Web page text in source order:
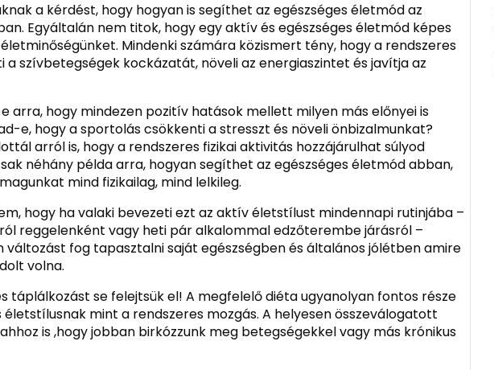
a kérdést, hogy hogyan is segíthet az egészséges életmód az
Egyáltalán nem titok, hogy egy aktív és egészséges életmód képes
Mindenki számára közismert tény, hogy a rendszeres
a szívbetegségek kockázatát, növeli az energiaszintet és javítja az
arra, hogy mindezen pozitív hatások mellett milyen más előnyei is
e, hogy a sportolás csökkenti a stresszt és növeli önbizalmunkat?
arról is, hogy a rendszeres fizikai aktivitás hozzájárulhat súlyod
néhány példa arra, hogyan segíthet az egészséges életmód abban,
mind fizikailag, mind lelkileg.
hogy ha valaki bevezeti ezt az aktív életstílust mindennapi rutinjába –
reggelenként vagy heti pár alkalommal edzőterembe járásról –
változást fog tapasztalni saját egészségben és általános jólétben amire
volna.
táplálkozást se felejtsük el! A megfelelő diéta ugyanolyan fontos része
életstílusnak mint a rendszeres mozgás. A helyesen összeválogatott
is ,hogy jobban birkózzunk meg betegségekkel vagy más krónikus